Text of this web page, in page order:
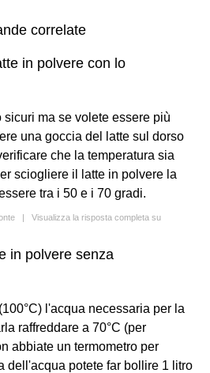
correlate
in polvere con lo
ma se volete essere più
una goccia del latte sul dorso
che la temperatura sia
sciogliere il latte in polvere la
tra i 50 e i 70 gradi.
| Visualizza la risposta completa su
in polvere senza
l'acqua necessaria per la
raffreddare a 70°C (per
abbiate un termometro per
dell'acqua potete far bollire 1 litro